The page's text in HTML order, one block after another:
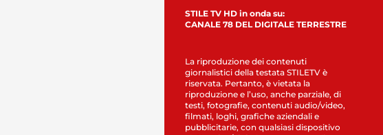
STILE TV HD in onda su:
CANALE 78 DEL DIGITALE TERRESTRE
La riproduzione dei contenuti
giornalistici della testata STILETV è
riservata. Pertanto, è vietata la
riproduzione e l’uso, anche parziale, di
testi, fotografie, contenuti audio/video,
filmati, loghi, grafiche aziendali e
pubblicitarie, con qualsiasi dispositivo